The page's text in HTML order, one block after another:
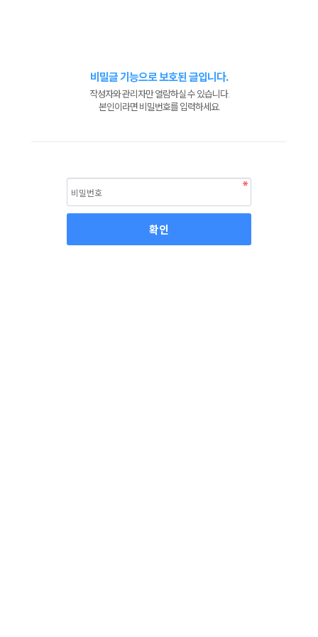
비밀글 기능으로 보호된 글입니다.
작성자와 관리자만 열람하실 수 있습니다.
본인이라면 비밀번호를 입력하세요.